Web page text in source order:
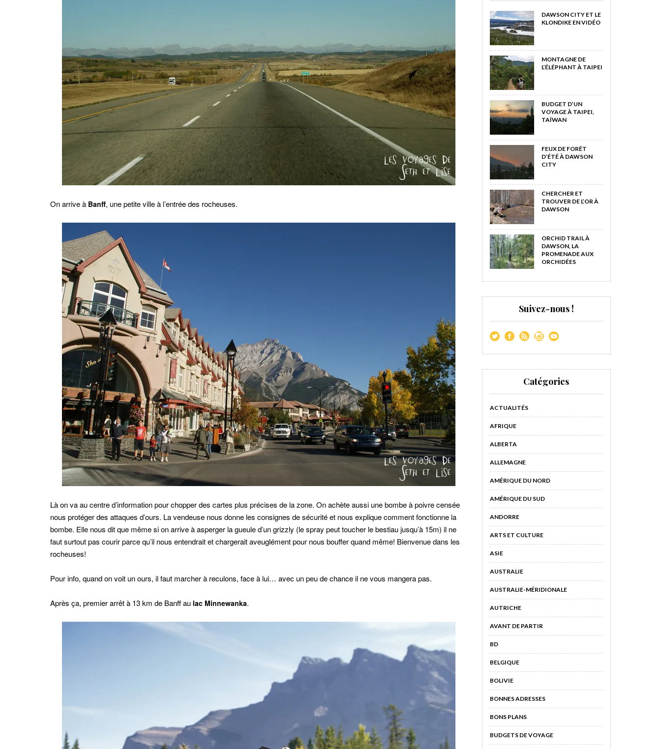
On arrive à Banff, une petite ville à l’entrée des rocheuses.
Là on va au centre d’information pour chopper des cartes plus précises de la zone. On achète aussi une bombe à poivre censée
nous protéger des attaques d’ours. La vendeuse nous donne les consignes de sécurité et nous explique comment fonctionne la
bombe. Elle nous dit que même si on arrive à asperger la gueule d’un grizzly (le spray peut toucher le bestiau jusqu’à 15m) il ne
faut surtout pas courir parce qu’il nous entendrait et chargerait aveuglément pour nous bouffer quand même! Bienvenue dans les
rocheuses!
Pour info, quand on voit un ours, il faut marcher à reculons, face à lui… avec un peu de chance il ne vous mangera pas.
Après ça, premier arrêt à 13 km de Banff au lac Minnewanka.
DAWSON CITY ET LE
KLONDIKE EN VIDÉO
MONTAGNE DE
L’ÉLÉPHANT À TAIPEI
BUDGET D’UN
VOYAGE À TAIPEI,
TAÏWAN
FEUX DE FORÊT
D’ÉTÉ À DAWSON
CITY
CHERCHER ET
TROUVER DE L’OR À
DAWSON
ORCHID TRAIL À
DAWSON, LA
PROMENADE AUX
ORCHIDÉES
Suivez-nous !
Catégories
ACTUALITÉS
AFRIQUE
ALBERTA
ALLEMAGNE
AMÉRIQUE DU NORD
AMÉRIQUE DU SUD
ANDORRE
ARTS ET CULTURE
ASIE
AUSTRALIE
AUSTRALIE-MÉRIDIONALE
AUTRICHE
AVANT DE PARTIR
BD
BELGIQUE
BOLIVIE
BONNES ADRESSES
BONS PLANS
BUDGETS DE VOYAGE